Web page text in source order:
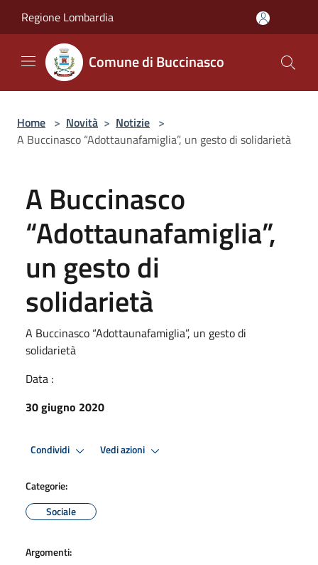
Regione Lombardia
Comune di Buccinasco
Home > Novità > Notizie >
A Buccinasco “Adottaunafamiglia”, un gesto di solidarietà
A Buccinasco
“Adottaunafamiglia”,
un gesto di
solidarietà
A Buccinasco “Adottaunafamiglia”, un gesto di
solidarietà
Data :
30 giugno 2020
Condividi Vedi azioni
Categorie:
Sociale
Argomenti: